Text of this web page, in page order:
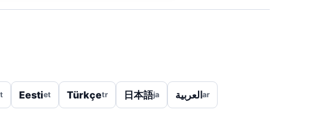
Eestiet Türkçetr 日本語ja العربيةar